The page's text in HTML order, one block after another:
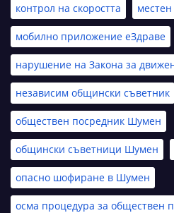
контрол на скоростта
мобилно приложение еЗдраве
нарушение на Закона за
независим общински съветник
обществен посредник Шумен
общински съветници Шумен
опасно шофиране в Шумен
осма процедура за обществен